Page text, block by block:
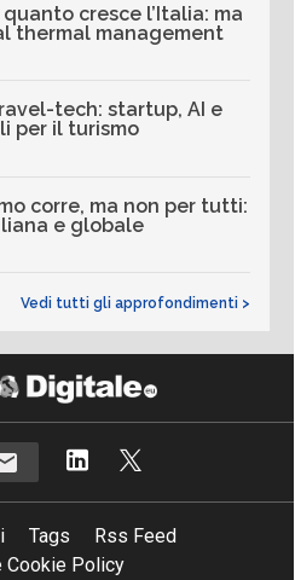
cresce l’Italia: ma
thermal management
tech: startup, AI e
per il turismo
corre, ma non per tutti:
e globale
Vedi tutti gli approfondimenti >
Tags
Rss Feed
Cookie Policy